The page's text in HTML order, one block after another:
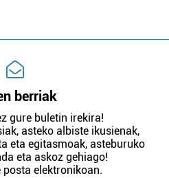
berriak
gure buletin irekira!
asteko albiste ikusienak,
eta egitasmoak, asteburuko
eta askoz gehiago!
elektronikoan.